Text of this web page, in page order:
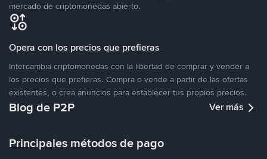
mercado de criptomonedas abierto.
Opera con los precios que prefieras
Intercambia criptomonedas con la libertad de comprar y vender a
los precios que prefieras. Compra o vende a partir de las ofertas
existentes, o crea anuncios para establecer tus propios precios.
Blog de P2P Ver más
Principales métodos de pago